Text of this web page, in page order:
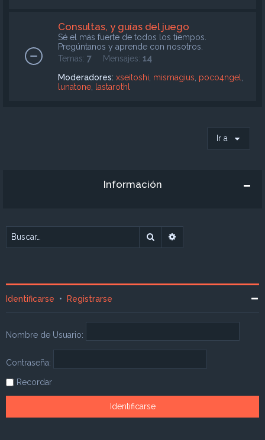
Consultas, y guías del juego
Sé el más fuerte de todos los tiempos.
Pregúntanos y aprende con nosotros.
Temas: 7Mensajes: 14
Moderadores: xseitoshi mismagius poco4ngel
lunatone lastarothl
Ir a
Información
Buscar
Identificarse • Registrarse
Nombre de Usuario:
Contraseña:
Recordar